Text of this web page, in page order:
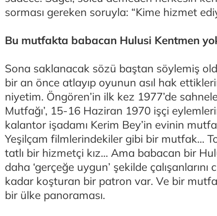
sorması gereken soruyla: “Kime hizmet
Bu mutfakta babacan Hulusi Kentmen
Sona saklanacak sözü baştan söylemiş
bir an önce atlayıp oyunun asıl hak
niyetim. Öngören’in ilk kez 1977’de
Mutfağı’, 15-16 Haziran 1970 işçi
kalantor işadamı Kerim Bey’in evinin
Yeşilçam filmlerindekiler gibi bir mutfak...
tatlı bir hizmetçi kız... Ama babacan bir
daha ‘gerçeğe uygun’ şekilde çalışanlarını
kadar koşturan bir patron var. Ve bir
bir ülke panoraması.